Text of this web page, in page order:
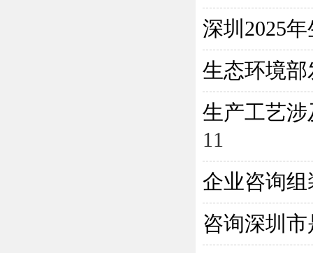
深圳2025
生态环境
生产工艺
11
企业咨询
咨询深圳